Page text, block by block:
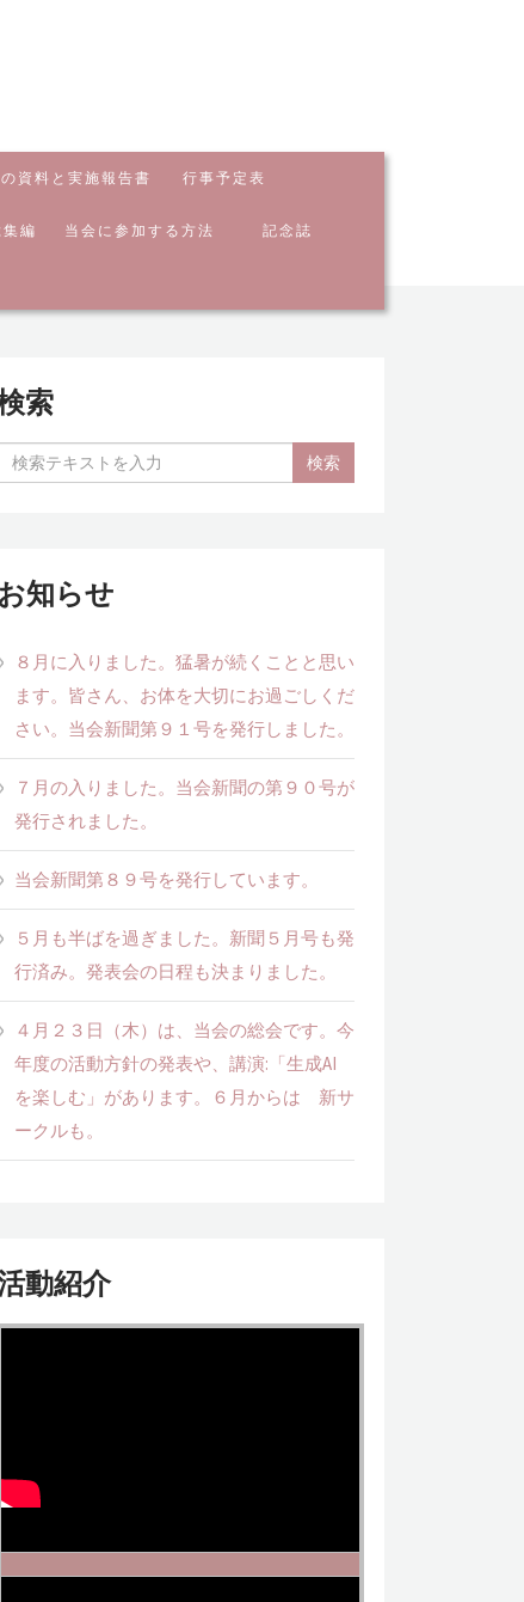
資料と実施報告書 行事予定表
編 当会に参加する方法 記念誌
索
知らせ
８月に入りました。猛暑が続くことと思い
ます。皆さん、お体を大切にお過ごしくだ
さい。当会新聞第９１号を発行しました。
７月の入りました。当会新聞の第９０号が
発行されました。
当会新聞第８９号を発行しています。
５月も半ばを過ぎました。新聞５月号も発
行済み。発表会の日程も決まりました。
４月２３日（木）は、当会の総会です。今
年度の活動方針の発表や、講演:「生成AI
を楽しむ」があります。６月からは 新サ
ークルも。
動紹介